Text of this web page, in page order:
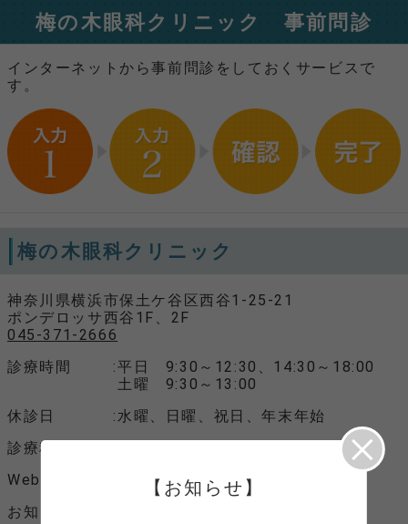
梅の木眼科クリニック 事前問診
インターネットから事前問診をしておくサービスで
す。
梅の木眼科クリニック
神奈川県横浜市保土ケ谷区西谷1-25-21
ポンデロッサ西谷1F、2F
045-371-2666
診療時間
平日 9:30～12:30、14:30～18:00
土曜 9:30～13:00
休診日
水曜、日曜、祝日、年末年始
診療科目
Webサイト
Webサイトへ
お知らせ
【お知らせ】